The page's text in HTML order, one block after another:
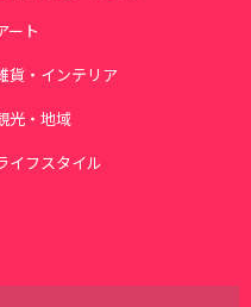
ート
貨・インテリア
光・地域
イフスタイル